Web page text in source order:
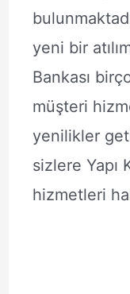
yeni bir
Bankası
müşteri
yenilikler
sizlere Yapı
hizmetleri